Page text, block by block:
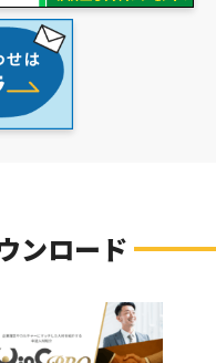
ンロード